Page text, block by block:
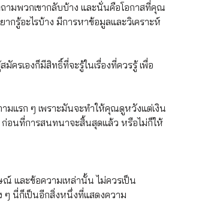
ามพวกเขากลับบ้าง และนั่นคือโอกาสที่คุณ
รู้อะไรบ้าง มีการหาข้อมูลและวิเคราะห์
รเองก็มีสิทธิ์ที่จะรู้ในเรื่องที่ควรรู้ เพื่อ
มแรก ๆ เพราะมันจะทำให้คุณดูหวังแต่เงิน
อนที่การสนทนาจะสิ้นสุดแล้ว หรือไม่ก็ให้
และข้อความเหล่านั้น ไม่ควรเป็น
ๆ นี่ก็เป็นอีกสิ่งหนึ่งที่แสดงความ